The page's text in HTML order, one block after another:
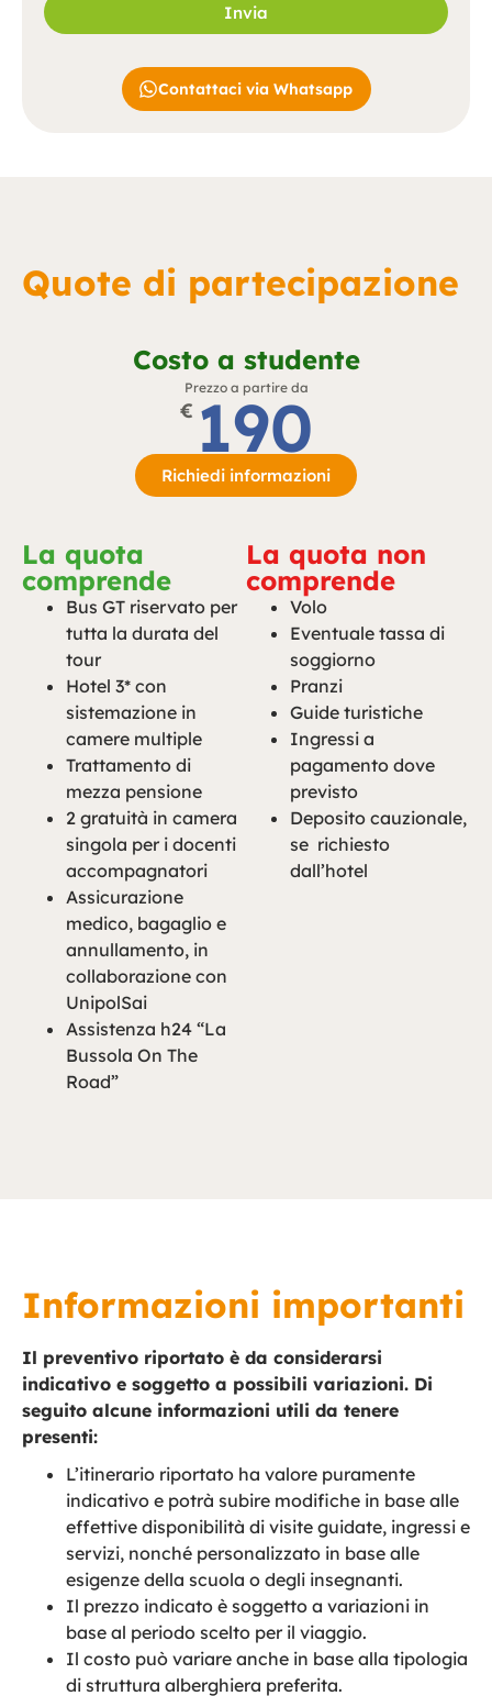
Invia
Contattaci via Whatsapp
Quote di partecipazione
Costo a studente
€ 190
Prezzo a partire da
Richiedi informazioni
La quota
comprende
Bus GT riservato per
tutta la durata del
tour
Hotel 3* con
sistemazione in
camere multiple
Trattamento di
mezza pensione
2 gratuità in camera
singola per i docenti
accompagnatori
Assicurazione
medico, bagaglio e
annullamento, in
collaborazione con
UnipolSai
Assistenza h24 “La
Bussola On The
Road”
La quota non
comprende
Volo
Eventuale tassa di
soggiorno
Pranzi
Guide turistiche
Ingressi a
pagamento dove
previsto
Deposito cauzionale,
se richiesto
dall’hotel
Informazioni importanti
Il preventivo riportato è da considerarsi
indicativo e soggetto a possibili variazioni. Di
seguito alcune informazioni utili da tenere
presenti:
L’itinerario riportato ha valore puramente
indicativo e potrà subire modifiche in base alle
effettive disponibilità di visite guidate, ingressi e
servizi, nonché personalizzato in base alle
esigenze della scuola o degli insegnanti.
Il prezzo indicato è soggetto a variazioni in
base al periodo scelto per il viaggio.
Il costo può variare anche in base alla tipologia
di struttura alberghiera preferita.